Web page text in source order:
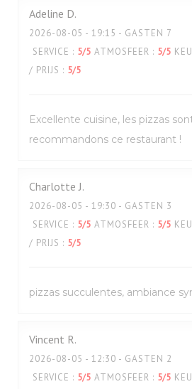
Adeline D
2026-08-05 - 19:15 - GASTEN 7
SERVICE : 5/5 ATMOSFEER : 5/5
/ PRIJS : 5/5
Excellente cuisine, les pizzas
recommandons ce restaurant !
Charlotte J
2026-08-05 - 19:30 - GASTEN 3
SERVICE : 5/5 ATMOSFEER : 5/5
/ PRIJS : 5/5
pizzas succulentes, ambiance
Vincent R
2026-08-05 - 12:30 - GASTEN 2
SERVICE : 5/5 ATMOSFEER : 5/5